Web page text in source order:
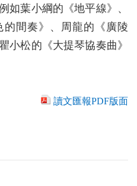
如葉小綱的《地平線》、
間奏》、周龍的《廣陵
小松的《大提琴協奏曲》
讀文匯報PDF版面